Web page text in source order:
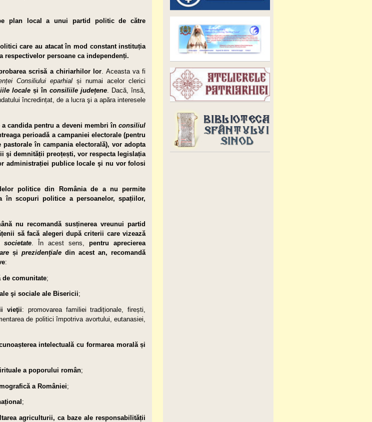
plan local a unui partid politic de către
care au atacat în mod constant instituția
persoane ca indepen­denți.
scrisă a chiriarhilor lor. Aceasta va fi
Consiliului eparhial și numai acelor clerici
localeși în consiliile județene. Dacă, însă,
încredințat, de a lucra şi a apăra interesele
candida pentru a deveni membri înconsiliul
perioadă a campaniei electorale (pentru
în campania electorală), vor adopta
şi demnității preoțești, vor respecta legislația
adminis­trației publice locale şi nu vor folosi
politice din România de a nu permite
scopuri politice a persoanelor, spațiilor,
nu recomandă susținerea vreunui partid
să facă alegeri după criterii care vizează
. În acest sens,pentru
aprecierea
șiprezidențiale din acest an, recomandă
:
de comunitate;
şi sociale ale Bisericii;
vieţii: promovarea familiei tra­diționale, firești,
de politici împotriva avortului, eutanasiei,
intelectuală cu formarea morală și
a poporului român;
a României;
;
agriculturii, ca baze ale responsabilității